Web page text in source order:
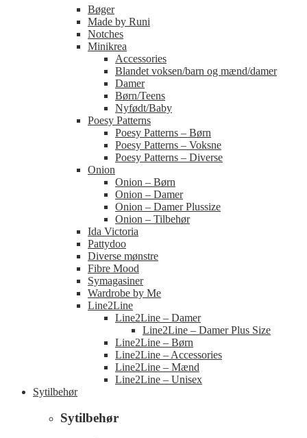
Bøger
Made by Runi
Notches
Minikrea
Accessories
Blandet voksen/barn og mænd/damer
Damer
Børn/Teens
Nyfødt/Baby
Poesy Patterns
Poesy Patterns – Børn
Poesy Patterns – Voksne
Poesy Patterns – Diverse
Onion
Onion – Børn
Onion – Damer
Onion – Damer Plussize
Onion – Tilbehør
Ida Victoria
Pattydoo
Diverse mønstre
Fibre Mood
Symagasiner
Wardrobe by Me
Line2Line
Line2Line – Damer
Line2Line – Damer Plus Size
Line2Line – Børn
Line2Line – Accessories
Line2Line – Mænd
Line2Line – Unisex
Sytilbehør
Sytilbehør